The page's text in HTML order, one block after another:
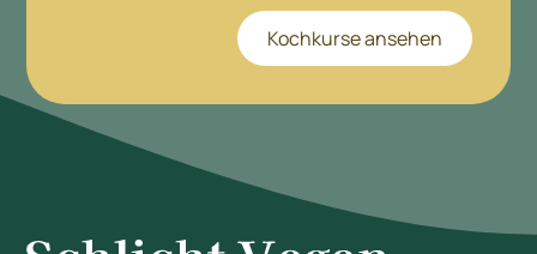
Kochkurse ansehen